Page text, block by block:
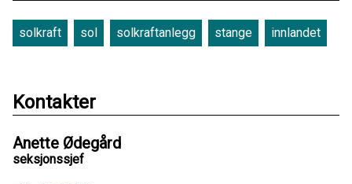
solkraft sol solkraftanlegg stange innlandet
Kontakter
Anette Ødegård
seksjonssjef